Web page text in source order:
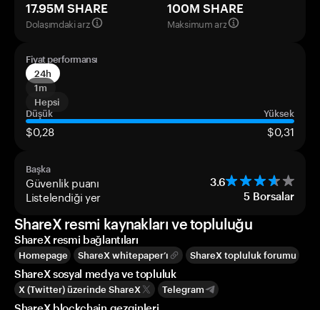
17.95M SHARE
Dolaşımdaki arz
100M SHARE
Maksimum arz
Fiyat performansı
24h
1m
Hepsi
Düşük
Yüksek
$0,28 $0,31
Başka
Güvenlik puanı 3.6
Listelendiği yer 5 Borsalar
ShareX resmi kaynakları ve topluluğu
ShareX resmi bağlantıları
Homepage ShareX whitepaper’ı ShareX topluluk forumu
ShareX sosyal medya ve topluluk
X (Twitter) üzerinde ShareX Telegram